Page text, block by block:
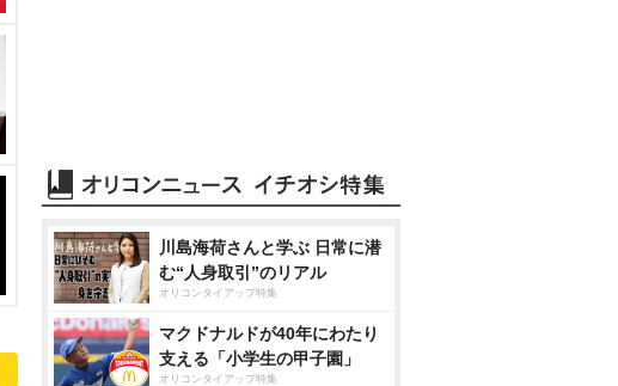
川島海荷さんと学ぶ 日常に潜
む“人身取引”のリアル
オリコンタイアップ特集
マクドナルドが40年にわたり
支える「小学生の甲子園」
オリコンタイアップ特集